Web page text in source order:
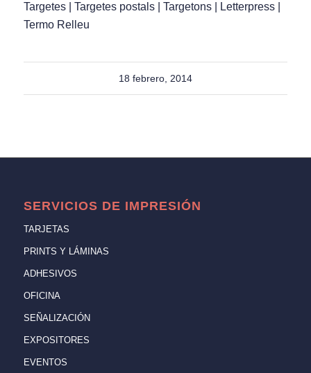
Targetes | Targetes postals | Targetons | Letterpress |
Termo Relleu
18 febrero, 2014
SERVICIOS DE IMPRESIÓN
TARJETAS
PRINTS Y LÁMINAS
ADHESIVOS
OFICINA
SEÑALIZACIÓN
EXPOSITORES
EVENTOS